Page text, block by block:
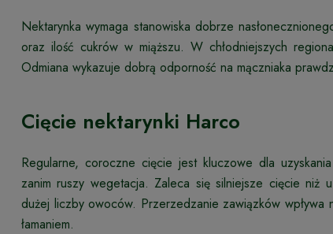
Nektarynka wymaga stanowiska dobrze
oraz ilość cukrów w miąższu. W chłodniejszych
Odmiana wykazuje dobrą odporność na mączniaka
Cięcie nektarynki Harco
Regularne, coroczne cięcie jest kluczowe dla
zanim ruszy wegetacja. Zaleca się silniejsze cięcie niż
dużej liczby owoców. Przerzedzanie zawiązków
łamaniem.